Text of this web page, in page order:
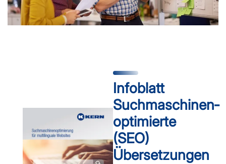
Infoblatt
Suchmaschinen­
optimierte
(SEO)
Übersetzungen